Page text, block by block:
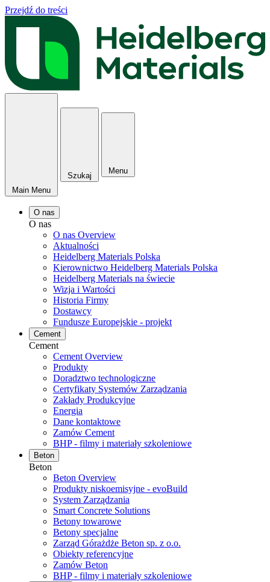
Przejdź do treści
Main Menu
Szukaj
Menu
O nas
O nas
O nas Overview
Aktualności
Heidelberg Materials Polska
Kierownictwo Heidelberg Materials Polska
Heidelberg Materials na świecie
Wizja i Wartości
Historia Firmy
Dostawcy
Fundusze Europejskie - projekt
Cement
Cement
Cement Overview
Produkty
Doradztwo technologiczne
Certyfikaty Systemów Zarządzania
Zakłady Produkcyjne
Energia
Dane kontaktowe
Zamów Cement
BHP - filmy i materiały szkoleniowe
Beton
Beton
Beton Overview
Produkty niskoemisyjne - evoBuild
System Zarządzania
Smart Concrete Solutions
Betony towarowe
Betony specjalne
Zarząd Górażdże Beton sp. z o.o.
Obiekty referencyjne
Zamów Beton
BHP - filmy i materiały szkoleniowe